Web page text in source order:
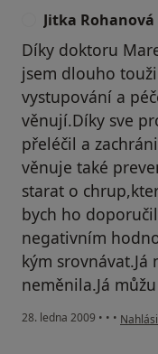
Jitka Rohanová
Díky doktoru
jsem dlouho
vystupování a
věnují.Díky sve
přeléčil a
věnuje také
starat o
bych ho
negativním
kým
neměnila.Já
28. ledna 2009 • • • podle